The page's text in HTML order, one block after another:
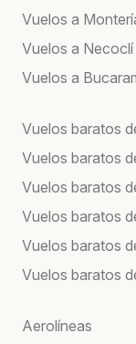
Vuelos a
Vuelos a Necoclí
Vuelos a
Vuelos baratos
Vuelos baratos
Vuelos baratos
Vuelos baratos
Vuelos baratos
Vuelos baratos
Aerolíneas